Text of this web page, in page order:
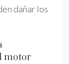
dañar los
motor